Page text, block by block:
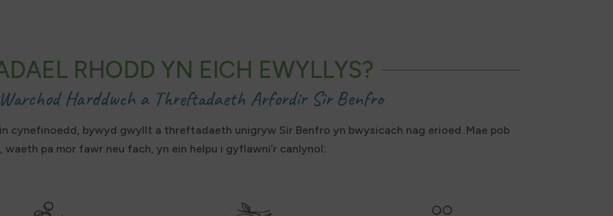
RHODD YN EICH EWYLLYS?
Harddwch a Threftadaeth Arfordir Sir Benfro
cynefinoedd, bywyd gwyllt a threftadaeth unigryw Sir Benfro yn bwysicach nag erioed. Mae pob
waeth pa mor fawr neu fach, yn ein helpu i gyflawni’r canlynol: